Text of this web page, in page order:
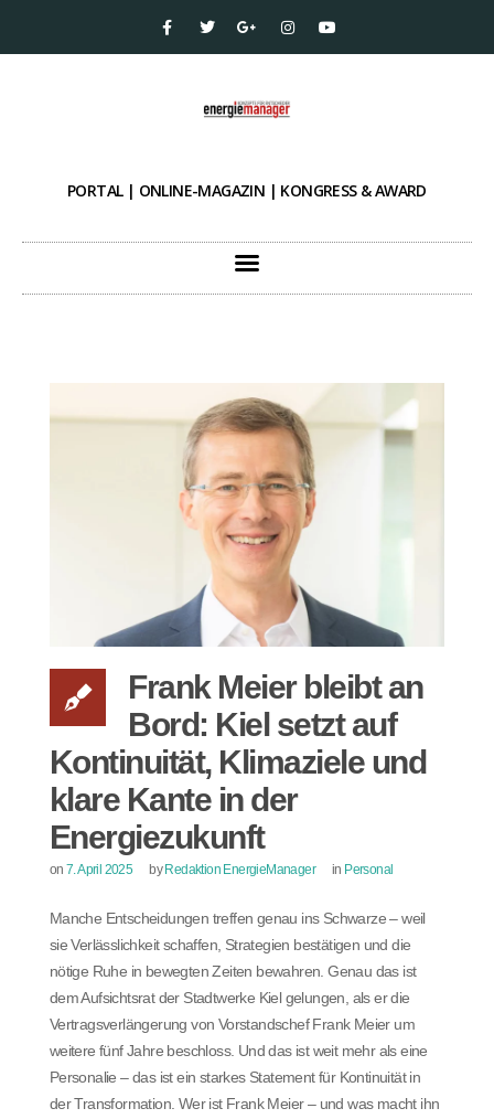
PORTAL | ONLINE-MAGAZIN | KONGRESS & AWARD
Frank Meier bleibt an
Bord: Kiel setzt auf
Kontinuität, Klimaziele und
klare Kante in der
Energiezukunft
on 7. April 2025 by Redaktion EnergieManager in Personal
Manche Entscheidungen treffen genau ins Schwarze – weil
sie Verlässlichkeit schaffen, Strategien bestätigen und die
nötige Ruhe in bewegten Zeiten bewahren. Genau das ist
dem Aufsichtsrat der Stadtwerke Kiel gelungen, als er die
Vertragsverlängerung von Vorstandschef Frank Meier um
weitere fünf Jahre beschloss. Und das ist weit mehr als eine
Personalie – das ist ein starkes Statement für Kontinuität in
der Transformation. Wer ist Frank Meier – und was macht ihn